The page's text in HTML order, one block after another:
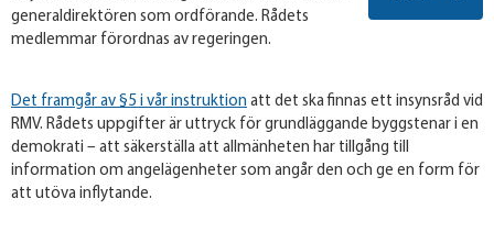
generaldirektören som ordförande. Rådets
medlemmar förordnas av regeringen.
Det framgår av §5 i vår instruktion att det ska finnas ett insynsråd vid
RMV. Rådets uppgifter är uttryck för grundläggande byggstenar i en
demokrati – att säkerställa att allmänheten har tillgång till
information om angelägenheter som angår den och ge en form för
att utöva inflytande.